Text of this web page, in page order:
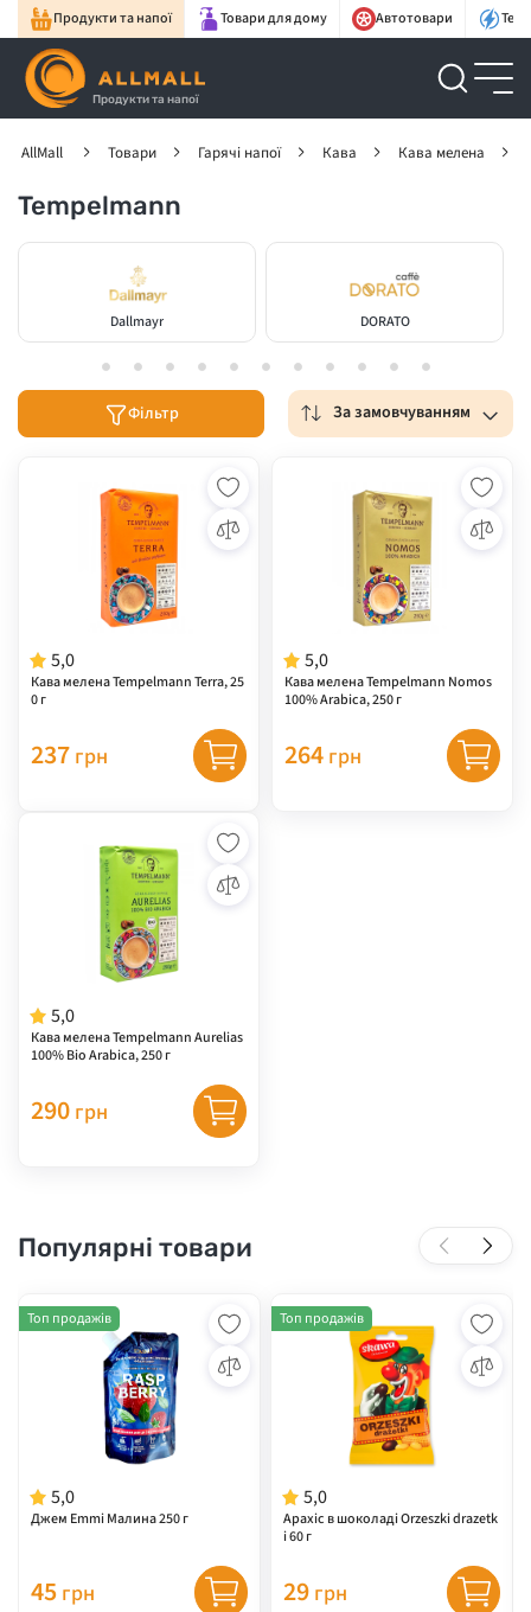
Продукти та напої Товари для дому Автотовари
Продукти та напої
AllMall Товари Гарячі напої Кава Кава мелена
Tempelmann
Dallmayr DORATO
Фільтр За замовчуванням
5,0
Кава мелена Tempelmann Terra, 25
0 г
237 грн
5,0
Кава мелена Tempelmann Nomos
100% Arabica, 250 г
264 грн
5,0
Кава мелена Tempelmann Aurelias
100% Bio Arabica, 250 г
290 грн
Популярні товари
5,0
Джем Emmi Малина 250 г
Топ продажів
45 грн
5,0
Арахіс в шоколаді Orzeszki drazetk
i 60 г
Топ продажів
29 грн